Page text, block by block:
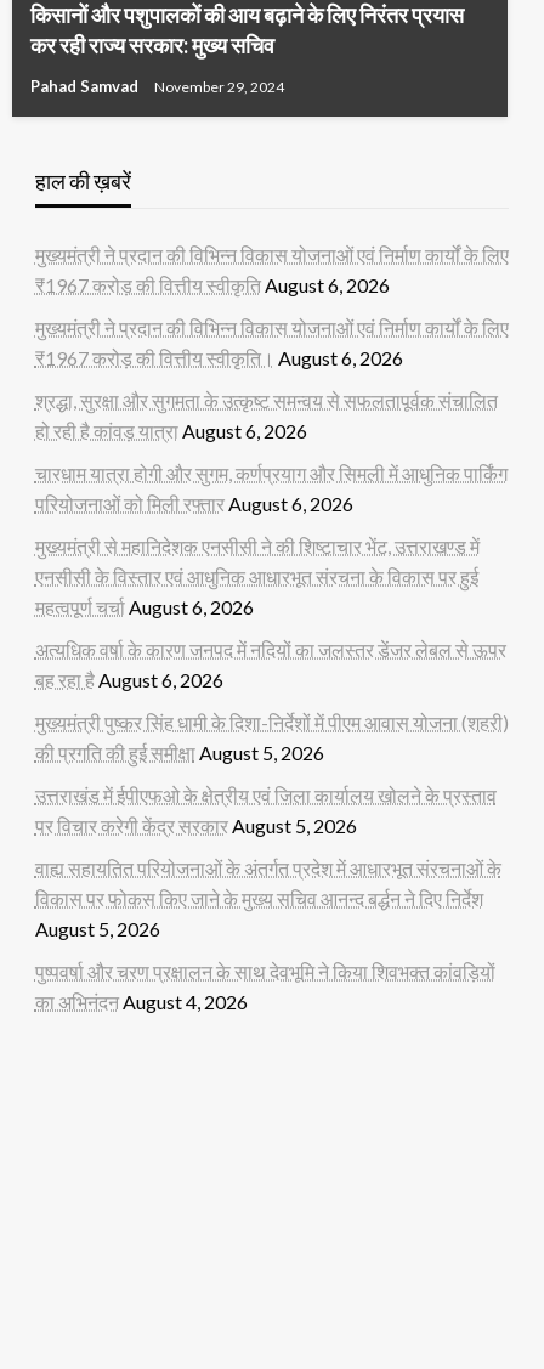
किसानों और पशुपालकों की आय बढ़ाने के लिए निरंतर प्रयास
कर रही राज्य सरकार: मुख्य सचिव
Pahad Samvad November 29, 2024
हाल की ख़बरें
मुख्यमंत्री ने प्रदान की विभिन्न विकास योजनाओं एवं निर्माण कार्यों के लिए
₹1967 करोड़ की वित्तीय स्वीकृतिAugust 6, 2026
मुख्यमंत्री ने प्रदान की विभिन्न विकास योजनाओं एवं निर्माण कार्यों के लिए
₹1967 करोड़ की वित्तीय स्वीकृति। August 6, 2026
श्रद्धा, सुरक्षा और सुगमता के उत्कृष्ट समन्वय से सफलतापूर्वक संचालित
हो रही है कांवड़ यात्राAugust 6, 2026
चारधाम यात्रा होगी और सुगम, कर्णप्रयाग और सिमली में आधुनिक पार्किंग
परियोजनाओं को मिली रफ्तारAugust 6, 2026
मुख्यमंत्री से महानिदेशक एनसीसी ने की शिष्टाचार भेंट, उत्तराखण्ड में
एनसीसी के विस्तार एवं आधुनिक आधारभूत संरचना के विकास पर हुई
महत्वपूर्ण चर्चाAugust 6, 2026
अत्यधिक वर्षा के कारण जनपद में नदियों का जलस्तर डेंजर लेबल से ऊपर
बह रहा हैAugust 6, 2026
मुख्यमंत्री पुष्कर सिंह धामी के दिशा-निर्देशों में पीएम आवास योजना (शहरी)
की प्रगति की हुई समीक्षाAugust 5, 2026
उत्तराखंड में ईपीएफओ के क्षेत्रीय एवं जिला कार्यालय खोलने के प्रस्ताव
पर विचार करेगी केंद्र सरकारAugust 5, 2026
वाह्य सहायतित परियोजनाओं के अंतर्गत प्रदेश में आधारभूत संरचनाओं के
विकास पर फोकस किए जाने के मुख्य सचिव आनन्द बर्द्धन ने दिए निर्देश
August 5, 2026
पुष्पवर्षा और चरण प्रक्षालन के साथ देवभूमि ने किया शिवभक्त कांवड़ियों
का अभिनंदनAugust 4, 2026